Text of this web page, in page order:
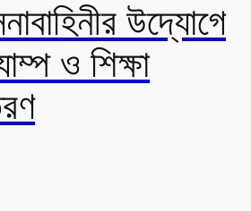
উদ্যোগে
ও শিক্ষা